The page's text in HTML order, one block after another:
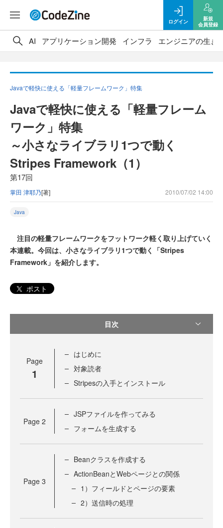
ログイン
新規
会員登録
AI アプリケーション開発 インフラ エンジニアの生き
Javaで軽快に使える「軽量フレームワーク」特集
Javaで軽快に使える「軽量フレーム
ワーク」特集
～小さなライブラリ1つで動く
Stripes Framework（1）
第17回
掌田 津耶乃[著] 2010/07/02 14:00
Java
注目の軽量フレームワークをフットワーク軽く取り上げていく
本連載。今回は、小さなライブラリ1つで動く「Stripes
Framework」を紹介します。
ポスト
目次
Page
1
はじめに
対象読者
Stripesの入手とインストール
Page 2
JSPファイルを作ってみる
フォームを生成する
Page 3
Beanクラスを作成する
ActionBeanとWebページとの関係
1）フィールドとページの要素
2）送信時の処理